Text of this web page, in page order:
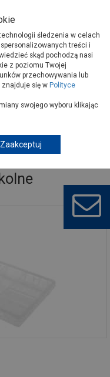
Artykuły sezonowe
śledzenia w celach
treści i
skąd pochodzą nasi
z poziomu Twojej
przechowywania lub
się w Polityce
swojego wyboru klikając
Zaakceptuj